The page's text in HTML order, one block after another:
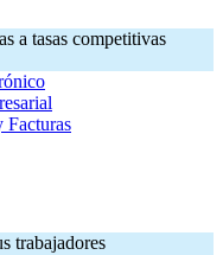
a tasas competitivas
Facturas
trabajadores